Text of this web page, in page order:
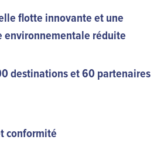
flotte innovante et une
environnementale réduite
destinations et 60 partenaires
conformité